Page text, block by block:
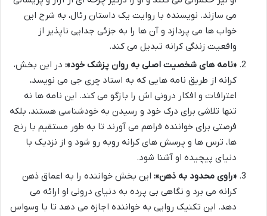
می سازند. نویسنده با روایت یک داستان رئال، به شرح این
خواب ها می پردازد و آن ها را به جزئی جدایی ناپذیر از
واقعیت زندگی کرانه تبدیل می کند.
«نامه های شخصیت اصلی به روان پزشک خود»: در این بخش،
کرانه از طریق نامه هایی که به استاد چری جی می نویسد،
اعترافات و افکار درونی اش را بازگو می کند. این نامه ها نه
تنها تلاشی برای درک خود و رسیدن به خودشناسی هستند، بلکه
فرصتی برای خواننده فراهم می آورند تا به طور مستقیم با رنج
ها، ترس ها و پرسش های کرانه روبه رو شود و از نزدیک با
دنیای پیچیده او آشنا شود.
«راوی محدود به ذهن»: این بخش خواننده را به اعماق ذهن
کرانه می برد و نگاهی بی پرده به دنیای درونی او ارائه می
دهد. این تکنیک روایی به خواننده اجازه می دهد تا با وسواس